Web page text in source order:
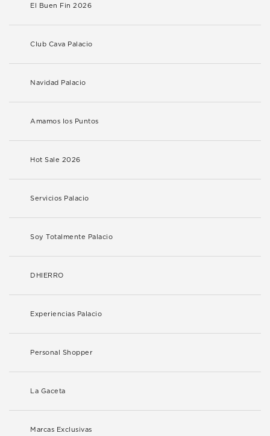
El Buen Fin 2026
Club Cava Palacio
Navidad Palacio
Amamos los Puntos
Hot Sale 2026
Servicios Palacio
Soy Totalmente Palacio
DHIERRO
Experiencias Palacio
Personal Shopper
La Gaceta
Marcas Exclusivas